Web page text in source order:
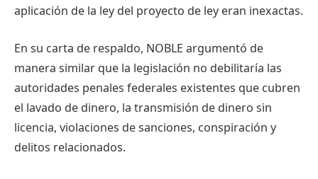
aplicación de la ley del proyecto de ley eran inexactas.
En su carta de respaldo, NOBLE argumentó de
manera similar que la legislación no debilitaría las
autoridades penales federales existentes que cubren
el lavado de dinero, la transmisión de dinero sin
licencia, violaciones de sanciones, conspiración y
delitos relacionados.